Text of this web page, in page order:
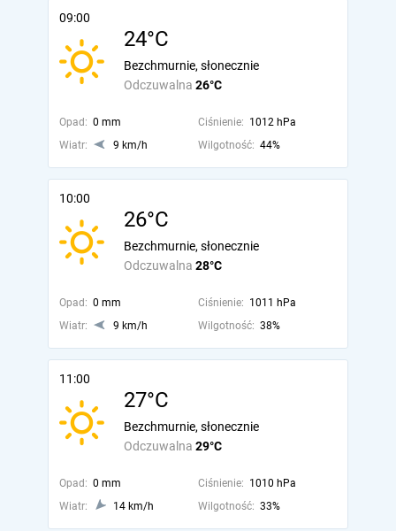
09:00
24°C
Odczuwalna 26°C
Bezchmurnie, słonecznie
Opad: 0 mm Ciśnienie: 1012 hPa
Wiatr:
9 km/h Wilgotność: 44%
10:00
26°C
Odczuwalna 28°C
Bezchmurnie, słonecznie
Opad: 0 mm Ciśnienie: 1011 hPa
Wiatr:
9 km/h Wilgotność: 38%
11:00
27°C
Odczuwalna 29°C
Bezchmurnie, słonecznie
Opad: 0 mm Ciśnienie: 1010 hPa
Wiatr:
14 km/h Wilgotność: 33%